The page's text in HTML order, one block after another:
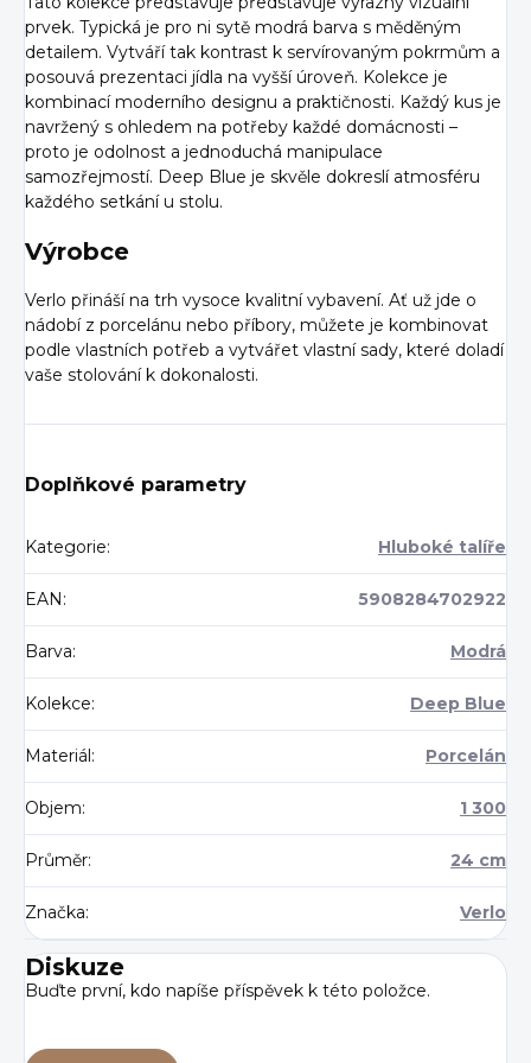
prvek. Typická je pro ni sytě modrá barva s měděným
detailem. Vytváří tak kontrast k servírovaným pokrmům a
posouvá prezentaci jídla na vyšší úroveň. Kolekce je
kombinací moderního designu a praktičnosti. Každý kus je
navržený s ohledem na potřeby každé domácnosti –
proto je odolnost a jednoduchá manipulace
samozřejmostí. Deep Blue je skvěle dokreslí atmosféru
každého setkání u stolu.
Výrobce
Verlo přináší na trh vysoce kvalitní vybavení. Ať už jde o
nádobí z porcelánu nebo příbory, můžete je kombinovat
podle vlastních potřeb a vytvářet vlastní sady, které doladí
vaše stolování k dokonalosti.
Doplňkové parametry
Kategorie: Hluboké talíře
EAN : 5908284702922
Barva: Modrá
Kolekce: Deep Blue
Materiál : Porcelán
Objem: 1 300
Průměr: 24 cm
Značka: Verlo
Diskuze
Buďte první, kdo napíše příspěvek k této položce.